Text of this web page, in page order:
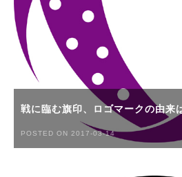
戦に臨む旗印、ロゴマークの由来
POSTED ON 2017-03-14